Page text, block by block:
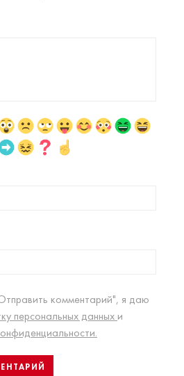
комментарий", я даю
персональных данных и